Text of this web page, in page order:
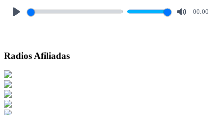
00:00
Radios Afiliadas